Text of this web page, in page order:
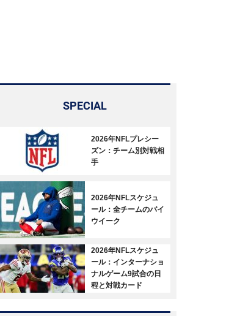
SPECIAL
2026年NFLプレシー
ズン：チーム別対戦相
手
2026年NFLスケジュ
ール：全チームのバイ
ウイーク
2026年NFLスケジュ
ール：インターナショ
ナルゲーム9試合の日
程と対戦カード